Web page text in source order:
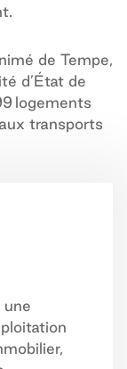
de Tempe,
d’État de
logements
transports
une